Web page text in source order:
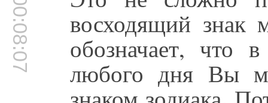
00:08:07 восходящий знак
обозначает, что
любого дня Вы